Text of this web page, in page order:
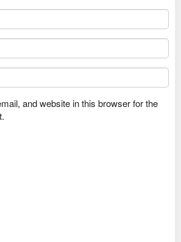
and website in this browser for the